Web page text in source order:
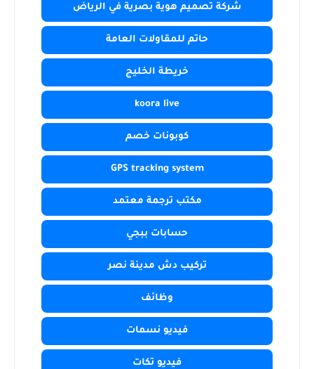
شركة تصميم هوية بصرية في الرياض
حاتم للمقاولات العامة
خريطة الخليج
koora live
كوبونات خصم
GPS tracking system
مكتب ترجمة معتمد
حسابات ببجي
تركيب دش مدينة نصر
وظائف
فيديو نسمات
فيديو تكات